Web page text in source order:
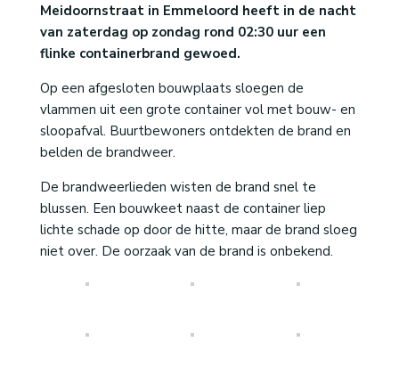
Meidoornstraat in Emmeloord heeft in de nacht
van zaterdag op zondag rond 02:30 uur een
flinke containerbrand gewoed.
Op een afgesloten bouwplaats sloegen de
vlammen uit een grote container vol met bouw- en
sloopafval. Buurtbewoners ontdekten de brand en
belden de brandweer.
De brandweerlieden wisten de brand snel te
blussen. Een bouwkeet naast de container liep
lichte schade op door de hitte, maar de brand sloeg
niet over. De oorzaak van de brand is onbekend.